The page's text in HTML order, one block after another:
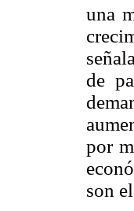
una
de
por
son